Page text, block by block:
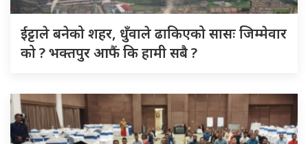
ईट्टाले बनेको शहर, धुँवाले ढाकिएको सासः जिम्मेवार
को ? भक्तपुर आफैं कि हामी सबै ?